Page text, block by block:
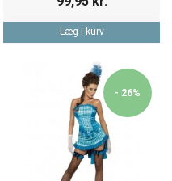
Læg i kurv
- 26%